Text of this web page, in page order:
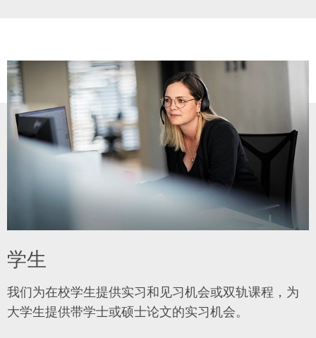
学生
我们为在校学生提供实习和见习机会或双轨课程，为
大学生提供带学士或硕士论文的实习机会。